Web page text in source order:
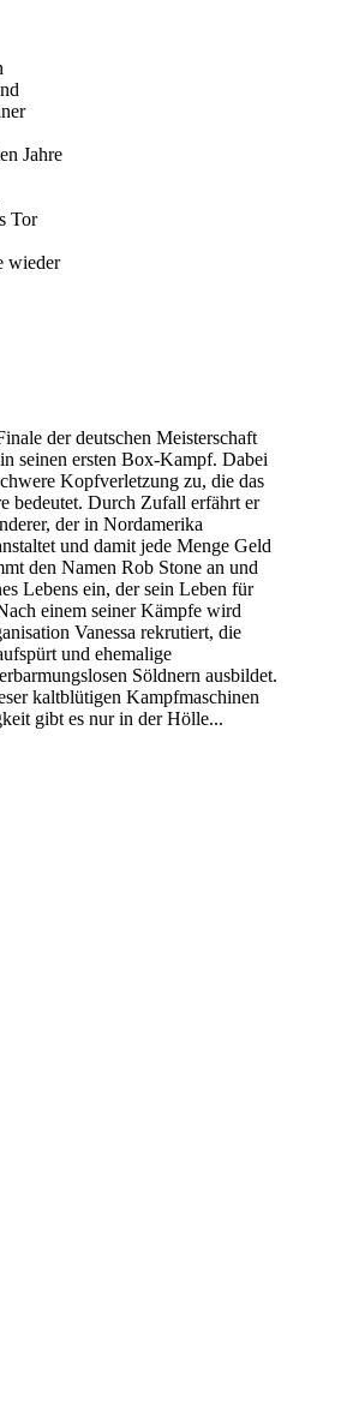
Jahre
Tor
wieder
der deutschen Meisterschaft
seinen ersten Box-Kampf. Dabei
Kopfverletzung zu, die das
bedeutet. Durch Zufall erfährt er
der in Nordamerika
und damit jede Menge Geld
den Namen Rob Stone an und
Lebens ein, der sein Leben für
einem seiner Kämpfe wird
Vanessa rekrutiert, die
und ehemalige
Söldnern ausbildet.
kaltblütigen Kampfmaschinen
gibt es nur in der Hölle...